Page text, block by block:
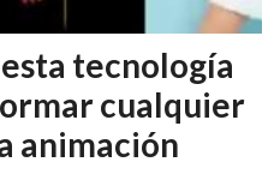
tecnología
cualquier
animación